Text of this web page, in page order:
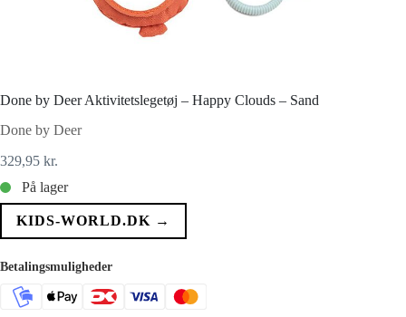
Done by Deer Aktivitetslegetøj – Happy Clouds – Sand
Done by Deer
329,95 kr.
På lager
KIDS-WORLD.DK →
Betalingsmuligheder